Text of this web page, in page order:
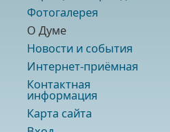
Фотогалерея
О Думе
Новости и события
Интернет-приёмная
Контактная
информация
Карта сайта